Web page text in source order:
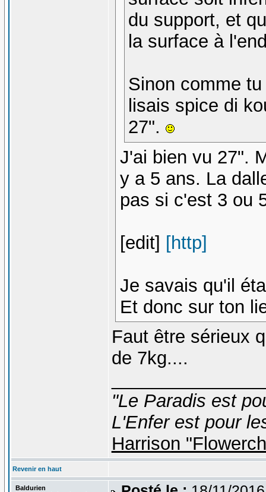
du support, et
la surface à
Sinon comme
lisais spice di
27".
J'ai bien vu 27".
y a 5 ans. La
pas si c'est 3 ou
[edit] [http]
Je savais qu'il
Et donc sur ton
Faut être sérieux
de 7kg....
"Le Paradis est
L'Enfer est pour
Harrison
Revenir en haut
Baldurien